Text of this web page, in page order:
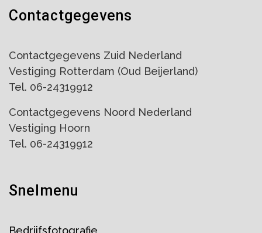
Contactgegevens
Contactgegevens Zuid Nederland
Vestiging Rotterdam (Oud Beijerland)
Tel. 06-24319912
Contactgegevens Noord Nederland
Vestiging Hoorn
Tel. 06-24319912
Snelmenu